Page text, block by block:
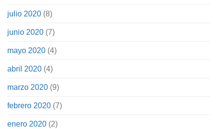
julio 2020 (8)
junio 2020 (7)
mayo 2020 (4)
abril 2020 (4)
marzo 2020 (9)
febrero 2020 (7)
enero 2020 (2)